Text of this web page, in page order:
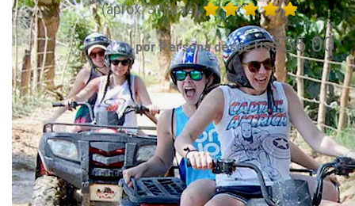
(aprox. 3 horas)
por Persona desde US$35.00